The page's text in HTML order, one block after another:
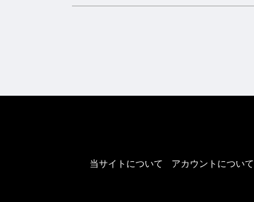
当サイトについて アカウントについて